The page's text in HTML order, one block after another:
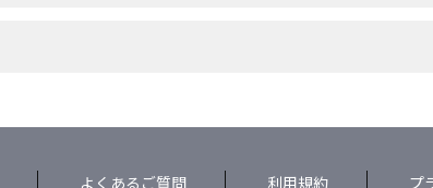
よくあるご質問 利用規約 プ